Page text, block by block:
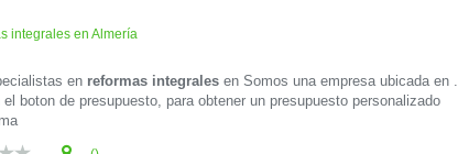
integrales en Almería
en reformas integrales enSomos una empresa ubicada en .
boton de presupuesto, para obtener un presupuesto personalizado